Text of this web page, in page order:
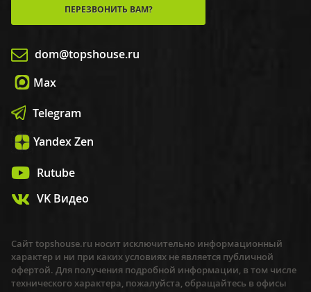
ПЕРЕЗВОНИТЬ ВАМ?
dom@topshouse.ru
Max
Telegram
Yandex Zen
Rutube
VK Видео
Сайт topshouse.ru носит исключительно информационный
характер и ни при каких условиях не является публичной
офертой. Для получения подробной информации, в том числе
технического характера, пожалуйста, обращайтесь в офисы